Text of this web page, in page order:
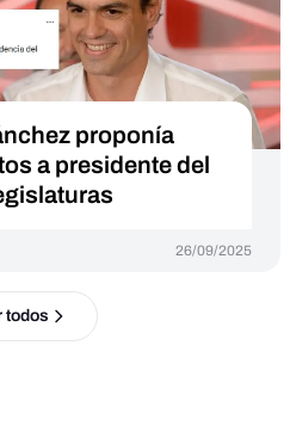
proponía
a presidente del
26/09/2025
todos